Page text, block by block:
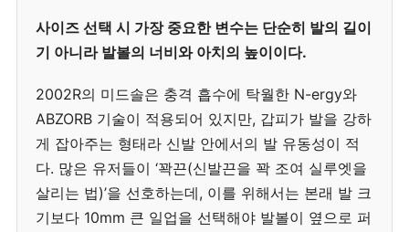
사이즈 선택 시 가장 중요한 변수는 단순히 발의 길이
기 아니라 발볼의 너비와 아치의 높이이다.
2002R의 미드솔은 충격 흡수에 탁월한 N-ergy와
ABZORB 기술이 적용되어 있지만, 갑피가 발을 강하
게 잡아주는 형태라 신발 안에서의 발 유동성이 적
다. 많은 유저들이 ‘꽉끈(신발끈을 꽉 조여 실루엣을
살리는 법)’을 선호하는데, 이를 위해서는 본래 발 크
기보다 10mm 큰 일업을 선택해야 발볼이 옆으로 퍼